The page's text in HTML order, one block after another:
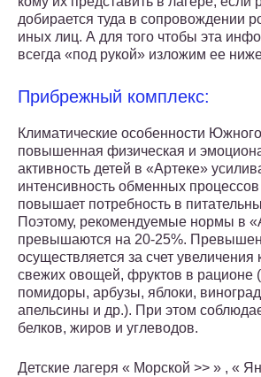
добирается туда в сопровождении
иных лиц. А для того чтобы эта
всегда «под рукой» изложим ее
Прибрежный комплекс:
Климатические особенности
повышенная физическая и
активность детей в «Артеке»
интенсивность обменных
повышает потребность в
Поэтому, рекомендуемые нормы в
превышаются на 20-25%.
осуществляется за счет увеличения
свежих овощей, фруктов в рационе
помидоры, арбузы, яблоки,
апельсины и др.). При этом
белков, жиров и углеводов.
Детские лагеря « Морской >> » , «